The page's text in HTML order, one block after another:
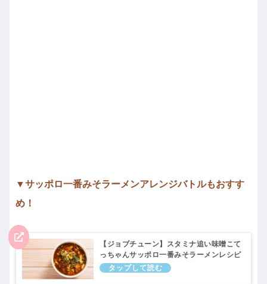
▼サッポロ一番みそラーメンアレンジバトルもおすす
め！
【ジョブチューン】スタミナ追い味噌こて
っちゃんサッポロ一番みそラーメンレシピ
アレンジバトル｜11月26日